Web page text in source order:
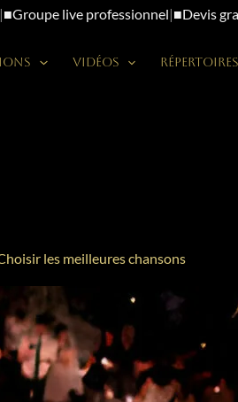
■Groupe live professionnel|■Devis
Vidéos Répertoires
les meilleures chansons